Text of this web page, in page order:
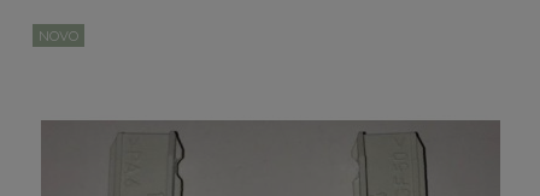
NOVO